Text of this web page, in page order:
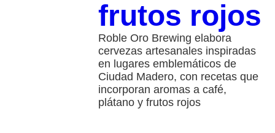
frutos rojos
Roble Oro Brewing elabora
cervezas artesanales inspiradas
en lugares emblemáticos de
Ciudad Madero, con recetas que
incorporan aromas a café,
plátano y frutos rojos